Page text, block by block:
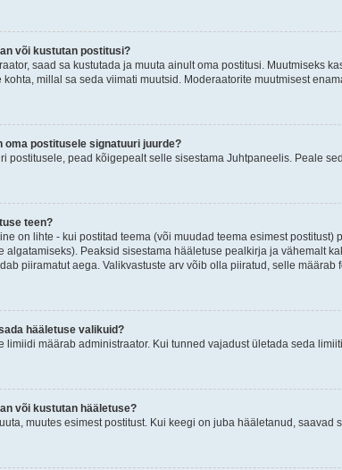
või kustutan postitusi?
saad sa kustutada ja muuta ainult oma postitusi. Muutmiseks
kohta, millal sa seda viimati muutsid. Moderaatorite muutmisest
oma postitusele signatuuri juurde?
postitusele, pead kõigepealt selle sisestama Juhtpaneelis. Peale
teen?
on lihte - kui postitad teema (või muudad teema esimest postitust)
algatamiseks). Peaksid sisestama hääletuse pealkirja ja vähemalt
piiramatut aega. Valikvastuste arv võib olla piiratud, selle määrab
hääletuse valikuid?
limiidi määrab administraator. Kui tunned vajadust ületada seda
või kustutan hääletuse?
muutes esimest postitust. Kui keegi on juba hääletanud,